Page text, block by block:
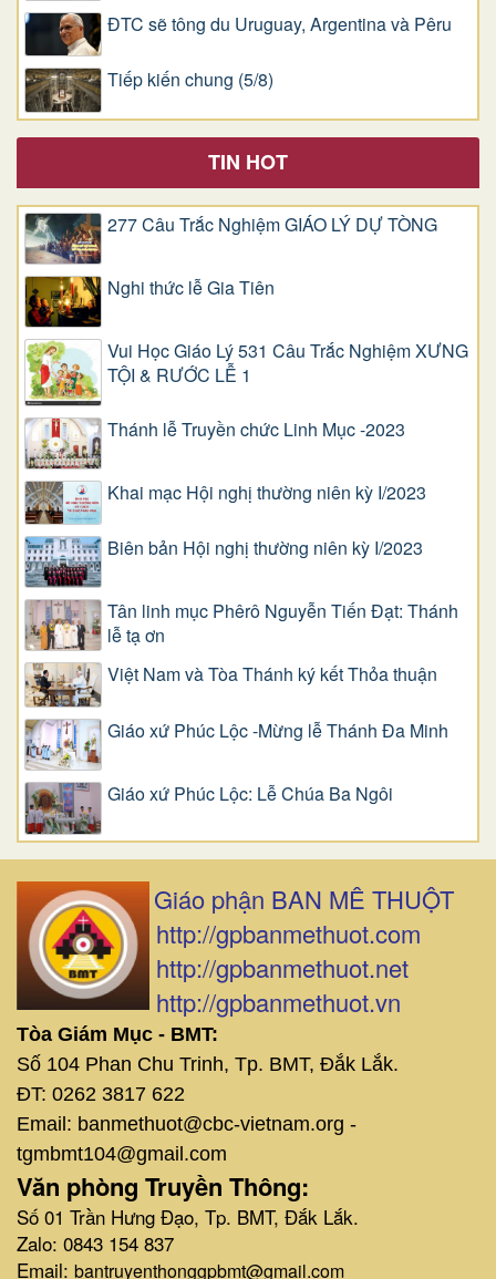
ĐTC sẽ tông du Uruguay, Argentina và Pêru
Tiếp kiến chung (5/8)
TIN HOT
277 Câu Trắc Nghiệm GIÁO LÝ DỰ TÒNG
Nghi thức lễ Gia Tiên
Vui Học Giáo Lý 531 Câu Trắc Nghiệm XƯNG
TỘI & RƯỚC LỄ 1
Thánh lễ Truyền chức Linh Mục -2023
Khai mạc Hội nghị thường niên kỳ I/2023
Biên bản Hội nghị thường niên kỳ I/2023
Tân linh mục Phêrô Nguyễn Tiến Đạt: Thánh
lễ tạ ơn
Việt Nam và Tòa Thánh ký kết Thỏa thuận
Giáo xứ Phúc Lộc -Mừng lễ Thánh Đa Minh
Giáo xứ Phúc Lộc: Lễ Chúa Ba Ngôi
Giáo phận BAN MÊ THUỘT
http://gpbanmethuot.com
http://gpbanmethuot.net
http://gpbanmethuot.vn
Tòa Giám Mục - BMT:
Số 104 Phan Chu Trinh, Tp. BMT, Đắk Lắk.
ĐT: 0262 3817 622
Email: banmethuot@cbc-vietnam.org -
tgmbmt104@gmail.com
Văn phòng Truyền Thông:
Số 01 Trần Hưng Đạo, Tp. BMT, Đắk Lắk.
Zalo: 0843 154 837
Email: bantruyenthonggpbmt@gmail.com